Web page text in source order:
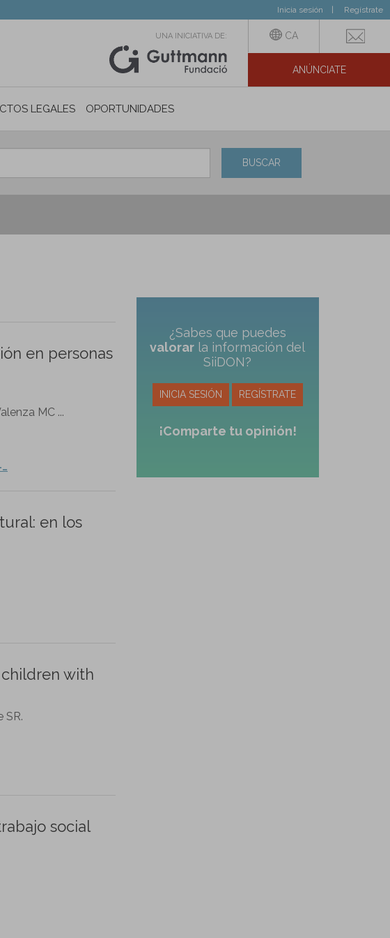
Inicia sesión Regístrate
UNA INICIATIVA DE: CA
ANÚNCIATE
E INCLUSIÓN SOCIAL
LEGALES OPORTUNIDADES
BUSCAR
en personas
MC ...
en los
with
SR.
social
¿Sabes que puedes
valorar la información del
SiiDON?
INICIA SESIÓN REGÍSTRATE
¡Comparte tu opinión!